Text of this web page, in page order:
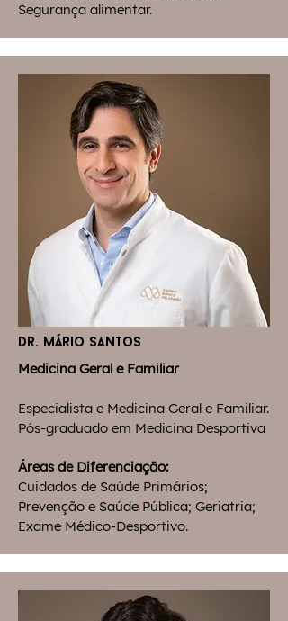
Segurança alimentar.
dr. mário santos
Medicina Geral e Familiar
Especialista e Medicina Geral e Familiar.
Pós-graduado em Medicina Desportiva
Áreas de Diferenciação:
Cuidados de Saúde Primários;
Prevenção e Saúde Pública; Geriatria;
Exame Médico-Desportivo.